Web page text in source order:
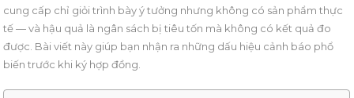
cung cấp chỉ giỏi trình bày ý tưởng nhưng không có sản phẩm thực
tế — và hậu quả là ngân sách bị tiêu tốn mà không có kết quả đo
được. Bài viết này giúp bạn nhận ra những dấu hiệu cảnh báo phổ
biến trước khi ký hợp đồng.